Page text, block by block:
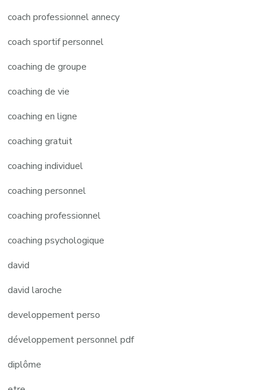
coach professionnel annecy
coach sportif personnel
coaching de groupe
coaching de vie
coaching en ligne
coaching gratuit
coaching individuel
coaching personnel
coaching professionnel
coaching psychologique
david
david laroche
developpement perso
développement personnel pdf
diplôme